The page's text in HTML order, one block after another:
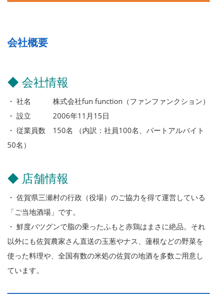
会社概要
◆ 会社情報
・ 社名 株式会社fun function（ファンファンクション）
・ 設立 2006年11月15日
・ 従業員数 150名 （内訳：社員100名、パートアルバイト
50名）
◆ 店舗情報
・ 佐賀県三瀬村の行政（役場）のご協力を得て運営している
「ご当地酒場」です。
・ 鮮度バツグンで脂の乗ったふもと赤鶏はまさに絶品。それ
以外にも佐賀農家さん直送の玉葱やナス、蓮根などの野菜を
使った料理や、全国有数の米処の佐賀の地酒を多数ご用意し
ています。